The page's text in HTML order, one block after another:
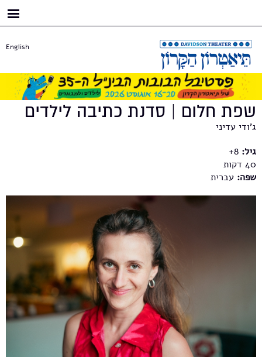
English
שפת חלום | סדנת כתיבה לילדים
ג'ודי עדיני
גיל: 8+
40
שפה: עברית